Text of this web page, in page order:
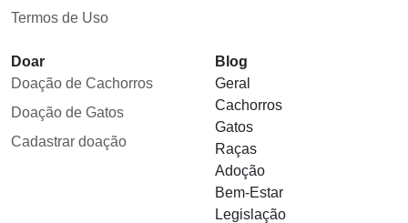
Termos de Uso
Doar
Doação de Cachorros
Doação de Gatos
Cadastrar doação
Blog
Geral
Cachorros
Gatos
Raças
Adoção
Bem-Estar
Legislação